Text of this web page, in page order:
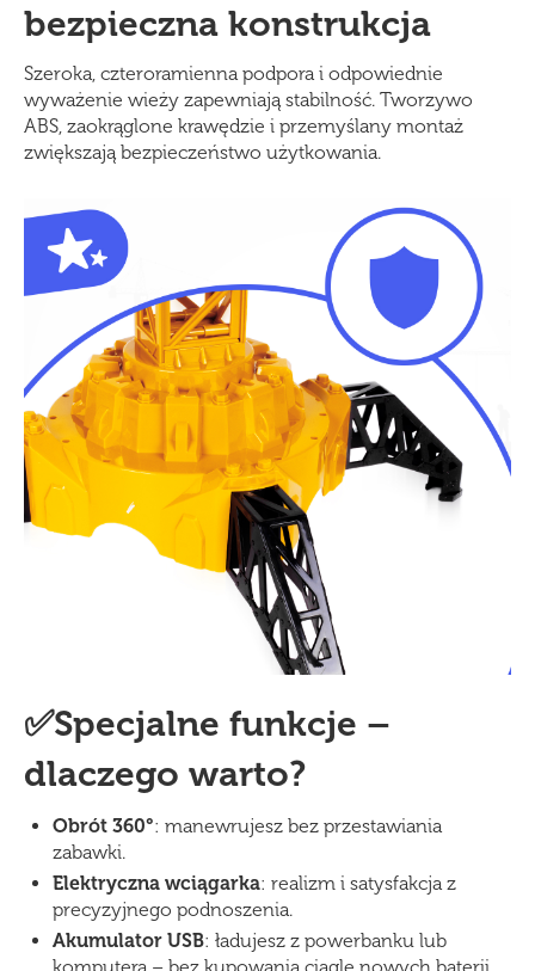
bezpieczna konstrukcja
Szeroka, czteroramienna podpora i odpowiednie
wyważenie wieży zapewniają stabilność. Tworzywo
ABS, zaokrąglone krawędzie i przemyślany montaż
zwiększają bezpieczeństwo użytkowania.
✅Specjalne funkcje –
dlaczego warto?
Obrót 360°: manewrujesz bez przestawiania
zabawki.
Elektryczna wciągarka: realizm i satysfakcja z
precyzyjnego podnoszenia.
Akumulator USB: ładujesz z powerbanku lub